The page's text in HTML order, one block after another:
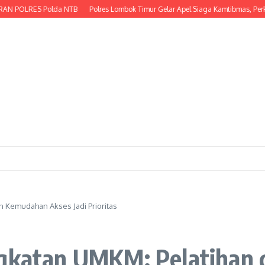
Polda NTB Polres Lombok Timur Gelar Apel Siaga Kamtibmas, Perkuat
Kemudahan Akses Jadi Prioritas
UMKM: Pelatihan